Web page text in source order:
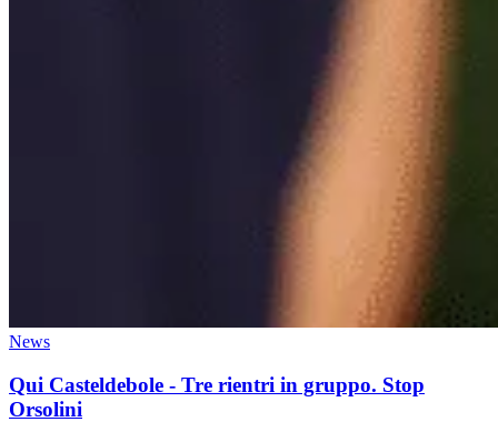
News
Qui Casteldebole - Tre rientri in gruppo. Stop
Orsolini